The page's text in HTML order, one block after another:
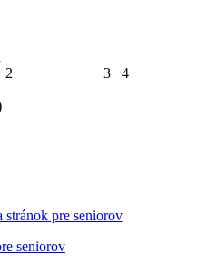
2 3 4
stránok pre seniorov